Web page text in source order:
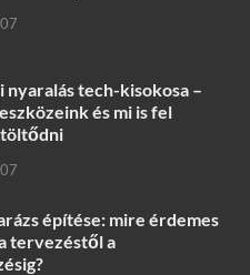
nyaralás tech-kisokosa –
és mi is fel
építése: mire érdemes
tervezéstől a